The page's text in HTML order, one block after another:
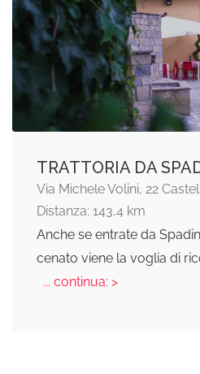
TRATTORIA DA
Via Michele Volini, 22
Distanza: 143,4 km
Anche se entrate da
cenato viene la voglia di
... continua: >